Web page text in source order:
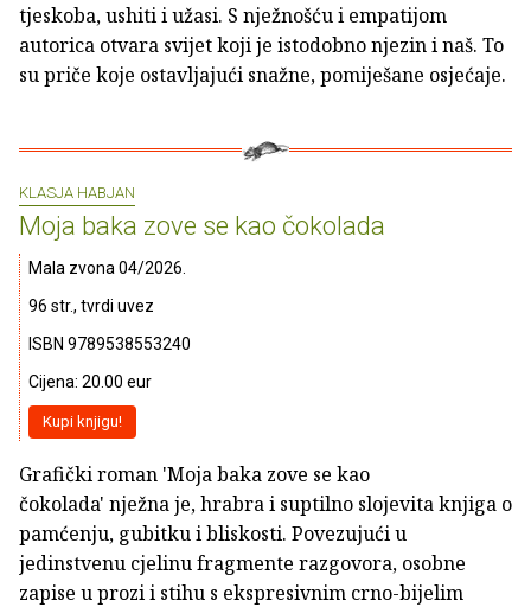
tjeskoba, ushiti i užasi. S nježnošću i empatijom
autorica otvara svijet koji je istodobno njezin i naš. To
su priče koje ostavljajući snažne, pomiješane osjećaje.
KLASJA HABJAN
Moja baka zove se kao čokolada
Mala zvona 04/2026.
96 str., tvrdi uvez
ISBN 9789538553240
Cijena: 20.00 eur
Kupi knjigu!
Grafički roman 'Moja baka zove se kao
čokolada' nježna je, hrabra i suptilno slojevita knjiga o
pamćenju, gubitku i bliskosti. Povezujući u
jedinstvenu cjelinu fragmente razgovora, osobne
zapise u prozi i stihu s ekspresivnim crno-bijelim